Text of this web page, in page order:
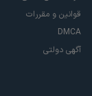
قوانین و مقررات
DMCA
آگهی دولتی